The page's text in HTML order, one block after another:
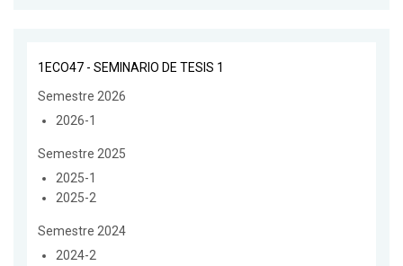
1ECO47 - SEMINARIO DE TESIS 1
Semestre 2026
2026-1
Semestre 2025
2025-1
2025-2
Semestre 2024
2024-2